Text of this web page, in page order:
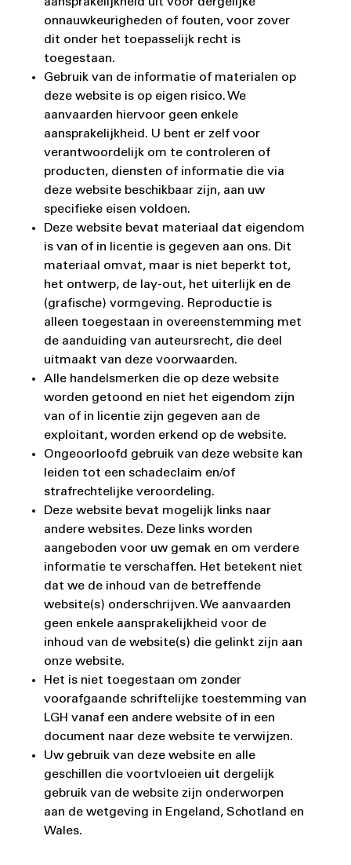
onnauwkeurigheden of fouten, voor zover
dit onder het toepasselijk recht is
toegestaan.
Gebruik van de informatie of materialen op
deze website is op eigen risico. We
aanvaarden hiervoor geen enkele
aansprakelijkheid. U bent er zelf voor
verantwoordelijk om te controleren of
producten, diensten of informatie die via
deze website beschikbaar zijn, aan uw
specifieke eisen voldoen.
Deze website bevat materiaal dat eigendom
is van of in licentie is gegeven aan ons. Dit
materiaal omvat, maar is niet beperkt tot,
het ontwerp, de lay-out, het uiterlijk en de
(grafische) vormgeving. Reproductie is
alleen toegestaan in overeenstemming met
de aanduiding van auteursrecht, die deel
uitmaakt van deze voorwaarden.
Alle handelsmerken die op deze website
worden getoond en niet het eigendom zijn
van of in licentie zijn gegeven aan de
exploitant, worden erkend op de website.
Ongeoorloofd gebruik van deze website kan
leiden tot een schadeclaim en/of
strafrechtelijke veroordeling.
Deze website bevat mogelijk links naar
andere websites. Deze links worden
aangeboden voor uw gemak en om verdere
informatie te verschaffen. Het betekent niet
dat we de inhoud van de betreffende
website(s) onderschrijven. We aanvaarden
geen enkele aansprakelijkheid voor de
inhoud van de website(s) die gelinkt zijn aan
onze website.
Het is niet toegestaan om zonder
voorafgaande schriftelijke toestemming van
LGH vanaf een andere website of in een
document naar deze website te verwijzen.
Uw gebruik van deze website en alle
geschillen die voortvloeien uit dergelijk
gebruik van de website zijn onderworpen
aan de wetgeving in Engeland, Schotland en
Wales.